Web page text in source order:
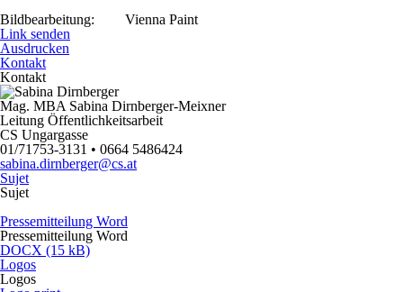
Bildbearbeitung:
Vienna Paint
Link senden
Ausdrucken
Kontakt
Kontakt
Mag. MBA Sabina Dirnberger-Meixner
Leitung Öffentlichkeitsarbeit
CS Ungargasse
01/71753-3131 • 0664 5486424
sabina.dirnberger@cs.at
Sujet
Sujet
Pressemitteilung Word
Pressemitteilung Word
DOCX (15 kB)
Logos
Logos